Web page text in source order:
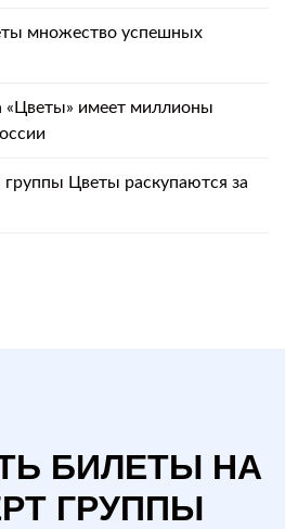
множество успешных
«Цветы» имеет миллионы
Цветы раскупаются за
БИЛЕТЫ НА
ГРУППЫ